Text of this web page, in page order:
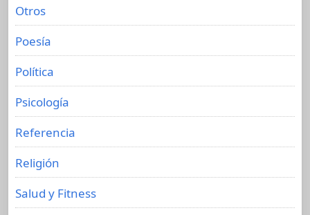
Otros
Poesía
Política
Psicología
Referencia
Religión
Salud y Fitness